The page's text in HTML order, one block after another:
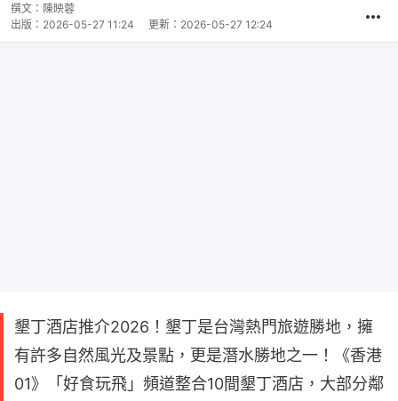
撰文： 陳映蓉
出版： 2026-05-27 11:24 更新： 2026-05-27 12:24
墾丁酒店推介2026！墾丁是台灣熱門旅遊勝地，擁
有許多自然風光及景點，更是潛水勝地之一！《香港
01》「好食玩飛」頻道整合10間墾丁酒店，大部分鄰